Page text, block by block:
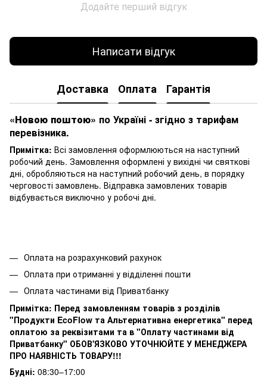
Додайте перший відгук
Написати відгук
Доставка Оплата Гарантія
«Новою поштою» по Україні - згідно з тарифам
перевізника.
Примітка: Всі замовлення оформлюються на наступний
робочий день. Замовлення оформлені у вихідні чи святкові
дні, обробляються на наступний робочий день, в порядку
черговості замовлень. Відправка замовлених товарів
відбувається виключно у робочі дні.
Оплата на розрахунковий рахунок
Оплата при отриманні у відділенні пошти
Оплата частинами від Приватбанку
Примітка: Перед замовленням товарів з розділів
"Продукти EcoFlow та Альтернативна енергетика" перед
оплатою за реквізитами та в "Оплату частинами від
Приватбанку" ОБОВ'ЯЗКОВО УТОЧНЮЙТЕ У МЕНЕДЖЕРА
ПРО НАЯВНІСТЬ ТОВАРУ!!!
Будні: 08:30–17:00